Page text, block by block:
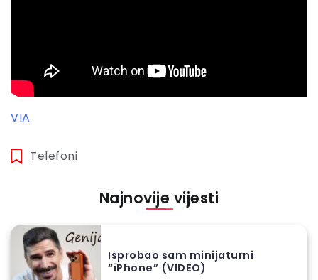
VIA
Telefoni
Najnovije vijesti
Isprobao sam minijaturni
“iPhone” (VIDEO)